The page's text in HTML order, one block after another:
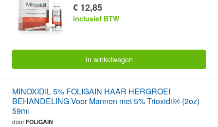
€ 12,85
inclusief BTW
In winkelwagen
MINOXIDIL 5% FOLIGAIN HAAR HERGROEI
BEHANDELING Voor Mannen met 5% Trioxidil® (2oz)
59ml
doorFOLIGAIN